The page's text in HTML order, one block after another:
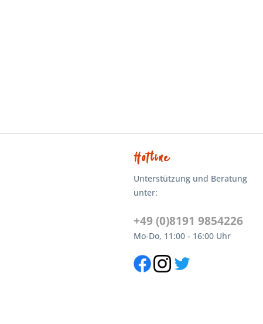
Hotline
Unterstützung und Beratung
unter:
+49 (0)8191 9854226
Mo-Do, 11:00 - 16:00 Uhr